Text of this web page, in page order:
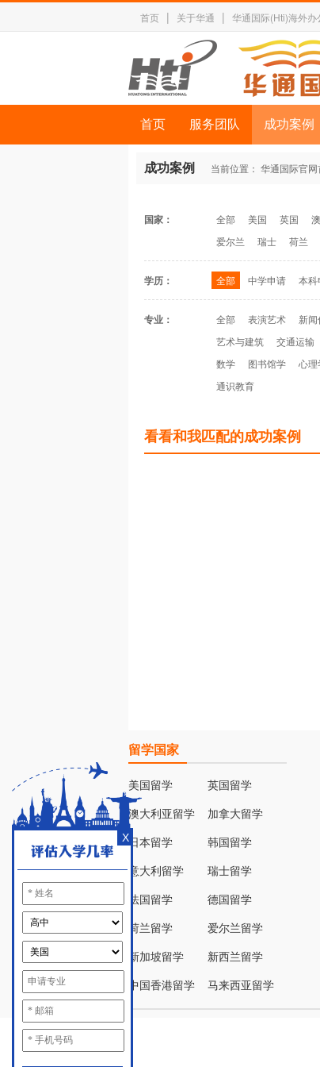
首页 | 关于华通 | 华通国际(Hti)海外办
首页 服务团队 成功案例
成功案例 当前位置： 华通国际官网
国家： 全部 美国 英国
爱尔兰
瑞士 荷兰
学历： 全部 中学申请 本科
专业： 全部 表演艺术 新
艺术与建筑
交通运输
数学
图书馆学 心理
通识教育
看看和我匹配的成功案例
X
留学国家
美国留学 英国留学
澳大利亚留学 加拿大留学
日本留学 韩国留学
意大利留学 瑞士留学
法国留学 德国留学
荷兰留学 爱尔兰留学
新加坡留学 新西兰留学
中国香港留学 马来西亚留学